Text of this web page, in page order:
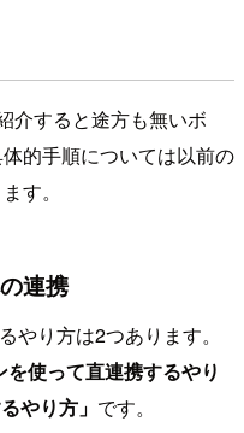
介すると途方も無いボ
的手順については以前の
す。
連携
やり方は2つあります。
使って直連携するやり
やり方」 です。